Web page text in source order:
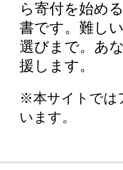
ら寄付を始め
書です。難し
選びまで。あ
援します。
※本サイトでは
います。